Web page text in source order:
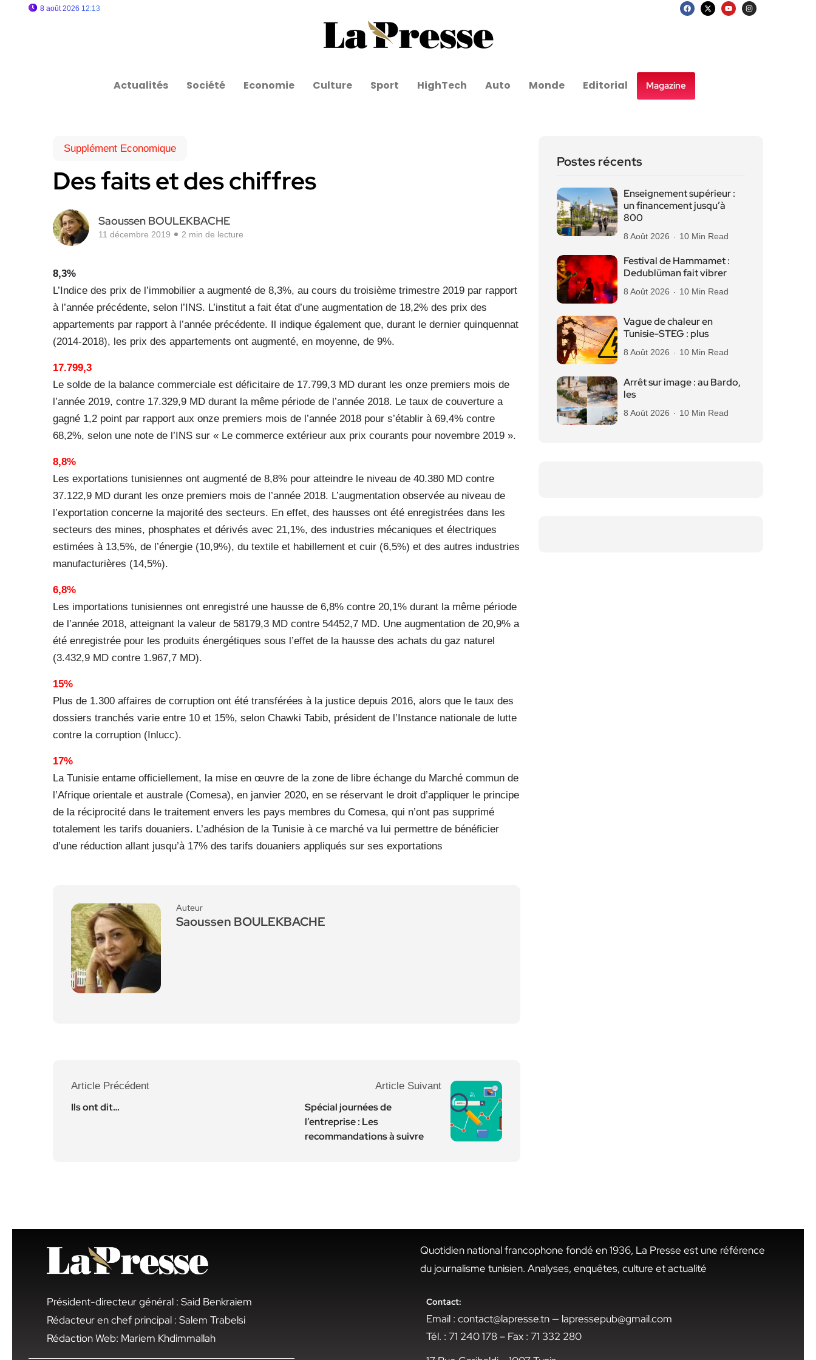
8 août 2026 12:13
Actualités Société Economie Culture Sport HighTech Auto Monde Editorial Magazine
Supplément Economique
Des faits et des chiffres
Saoussen BOULEKBACHE
11 décembre 2019 2 min de lecture
8,3%
L’Indice des prix de l’immobilier a augmenté de 8,3%, au cours du troisième trimestre 2019 par rapport
à l’année précédente, selon l’INS. L’institut a fait état d’une augmentation de 18,2% des prix des
appartements par rapport à l’année précédente. Il indique également que, durant le dernier quinquennat
(2014-2018), les prix des appartements ont augmenté, en moyenne, de 9%.
17.799,3
Le solde de la balance commerciale est déficitaire de 17.799,3 MD durant les onze premiers mois de
l’année 2019, contre 17.329,9 MD durant la même période de l’année 2018. Le taux de couverture a
gagné 1,2 point par rapport aux onze premiers mois de l’année 2018 pour s’établir à 69,4% contre
68,2%, selon une note de l’INS sur « Le commerce extérieur aux prix courants pour novembre 2019 ».
8,8%
Les exportations tunisiennes ont augmenté de 8,8% pour atteindre le niveau de 40.380 MD contre
37.122,9 MD durant les onze premiers mois de l’année 2018. L’augmentation observée au niveau de
l’exportation concerne la majorité des secteurs. En effet, des hausses ont été enregistrées dans les
secteurs des mines, phosphates et dérivés avec 21,1%, des industries mécaniques et électriques
estimées à 13,5%, de l’énergie (10,9%), du textile et habillement et cuir (6,5%) et des autres industries
manufacturières (14,5%).
6,8%
Les importations tunisiennes ont enregistré une hausse de 6,8% contre 20,1% durant la même période
de l’année 2018, atteignant la valeur de 58179,3 MD contre 54452,7 MD. Une augmentation de 20,9% a
été enregistrée pour les produits énergétiques sous l’effet de la hausse des achats du gaz naturel
(3.432,9 MD contre 1.967,7 MD).
15%
Plus de 1.300 affaires de corruption ont été transférées à la justice depuis 2016, alors que le taux des
dossiers tranchés varie entre 10 et 15%, selon Chawki Tabib, président de l’Instance nationale de lutte
contre la corruption (Inlucc).
17%
La Tunisie entame officiellement, la mise en œuvre de la zone de libre échange du Marché commun de
l’Afrique orientale et australe (Comesa), en janvier 2020, en se réservant le droit d’appliquer le principe
de la réciprocité dans le traitement envers les pays membres du Comesa, qui n’ont pas supprimé
totalement les tarifs douaniers. L’adhésion de la Tunisie à ce marché va lui permettre de bénéficier
d’une réduction allant jusqu’à 17% des tarifs douaniers appliqués sur ses exportations
Auteur
Saoussen BOULEKBACHE
Article Précédent
Ils ont dit…
Article Suivant
Spécial journées de
l’entreprise : Les
recommandations à suivre
Postes récents
Enseignement supérieur :
un financement jusqu’à
800
8 Août 2026 10 Min Read
Festival de Hammamet :
Dedublüman fait vibrer
8 Août 2026 10 Min Read
Vague de chaleur en
Tunisie-STEG : plus
8 Août 2026 10 Min Read
Arrêt sur image : au Bardo,
les
8 Août 2026 10 Min Read
Président-directeur général : Said Benkraiem
Rédacteur en chef principal : Salem Trabelsi
Rédaction Web: Mariem Khdimmallah
Quotidien national francophone fondé en 1936, La Presse est une référence
du journalisme tunisien. Analyses, enquêtes, culture et actualité
Contact:
Email : contact@lapresse.tn — lapressepub@gmail.com
Tél. : 71 240 178 – Fax : 71 332 280